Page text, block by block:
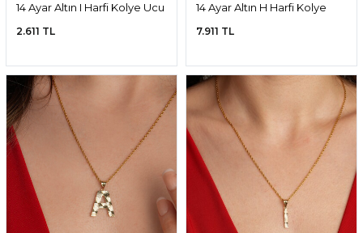
14 Ayar Altın I Harfi Kolye Ucu
2.611 TL
14 Ayar Altın H Harfi Kolye
7.911 TL